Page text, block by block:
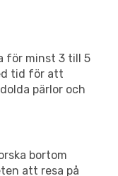
för minst 3 till 5
tid för att
pärlor och
bortom
att resa på